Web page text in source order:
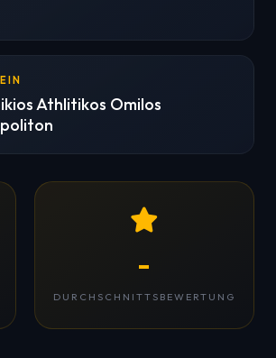
Athlitikos Omilos
-
DURCHSCHNITTSBEWERTUNG